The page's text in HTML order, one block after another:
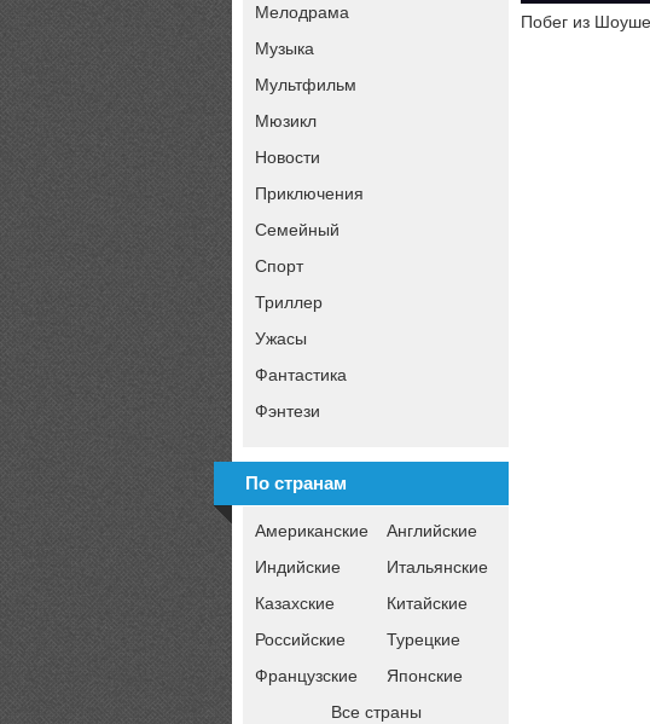
Мелодрама
Музыка
Мультфильм
Мюзикл
Новости
Приключения
Семейный
Спорт
Триллер
Ужасы
Фантастика
Фэнтези
По странам
Американские
Английские
Индийские
Итальянские
Казахские
Китайские
Российские
Турецкие
Французские
Японские
Все страны
Побег из